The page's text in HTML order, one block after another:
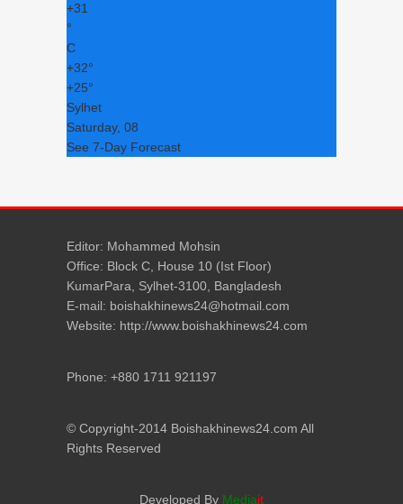
+31
°
C
+32°
+25°
Sylhet
Saturday, 08
See 7-Day Forecast
Editor: Mohammed Mohsin
Office: Block C, House 10 (Ist Floor)
KumarPara, Sylhet-3100, Bangladesh
E-mail: boishakhinews24@hotmail.com
Website: http://www.boishakhinews24.com
Phone: +880 1711 921197
© Copyright-2014 Boishakhinews24.com All
Rights Reserved
Developed By Mediait